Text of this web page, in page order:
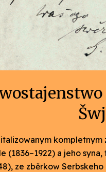
kompletnym
(1836–1922) a jeho
ze zběrkow